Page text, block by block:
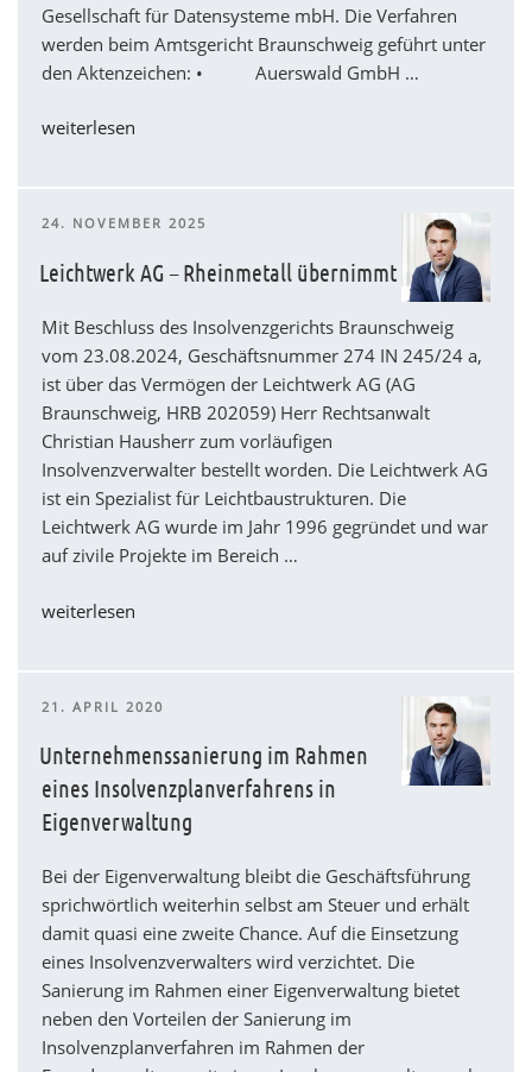
Gesellschaft für Datensysteme mbH. Die Verfahren
werden beim Amtsgericht Braunschweig geführt unter
den Aktenzeichen: • Auerswald GmbH …
„LongTec
ITK-
Auerswald
Sanierung
in
Eigenverwaltung
erfolgreich
abgeschlossen“
weiterlesen
VERÖFFENTLICHT
24. NOVEMBER 2025
Leichtwerk AG – Rheinmetall übernimmt
Mit Beschluss des Insolvenzgerichts Braunschweig
vom 23.08.2024, Geschäftsnummer 274 IN 245/24 a,
ist über das Vermögen der Leichtwerk AG (AG
Braunschweig, HRB 202059) Herr Rechtsanwalt
Christian Hausherr zum vorläufigen
Insolvenzverwalter bestellt worden. Die Leichtwerk AG
ist ein Spezialist für Leichtbaustrukturen. Die
Leichtwerk AG wurde im Jahr 1996 gegründet und war
auf zivile Projekte im Bereich …
„Leichtwerk
weiterlesen
VERÖFFENTLICHT
21. APRIL 2020
Unternehmenssanierung im Rahmen
eines Insolvenzplanverfahrens in
Eigenverwaltung
Bei der Eigenverwaltung bleibt die Geschäftsführung
sprichwörtlich weiterhin selbst am Steuer und erhält
damit quasi eine zweite Chance. Auf die Einsetzung
eines Insolvenzverwalters wird verzichtet. Die
Sanierung im Rahmen einer Eigenverwaltung bietet
neben den Vorteilen der Sanierung im
Insolvenzplanverfahren im Rahmen der